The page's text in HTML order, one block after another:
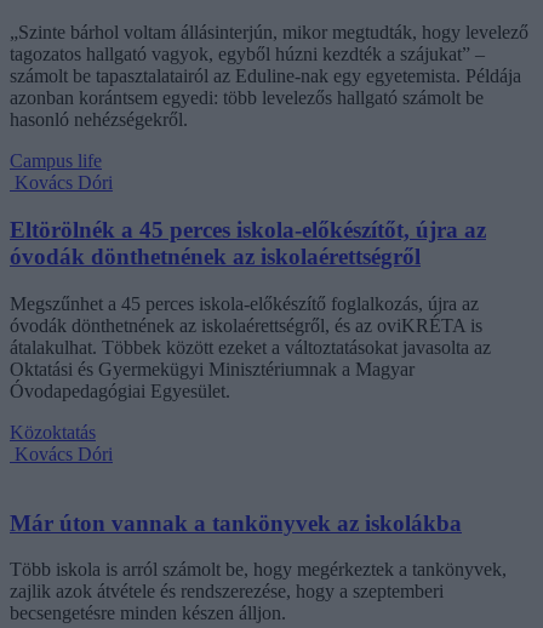
„Szinte bárhol voltam állásinterjún, mikor megtudták, hogy levelező
tagozatos hallgató vagyok, egyből húzni kezdték a szájukat” –
számolt be tapasztalatairól az Eduline-nak egy egyetemista. Példája
azonban korántsem egyedi: több levelezős hallgató számolt be
hasonló nehézségekről.
Campus life
Kovács Dóri
Eltörölnék a 45 perces iskola-előkészítőt, újra az
óvodák dönthetnének az iskolaérettségről
Megszűnhet a 45 perces iskola-előkészítő foglalkozás, újra az
óvodák dönthetnének az iskolaérettségről, és az oviKRÉTA is
átalakulhat. Többek között ezeket a változtatásokat javasolta az
Oktatási és Gyermekügyi Minisztériumnak a Magyar
Óvodapedagógiai Egyesület.
Közoktatás
Kovács Dóri
Már úton vannak a tankönyvek az iskolákba
Több iskola is arról számolt be, hogy megérkeztek a tankönyvek,
zajlik azok átvétele és rendszerezése, hogy a szeptemberi
becsengetésre minden készen álljon.